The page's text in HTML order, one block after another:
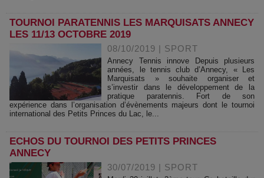
TOURNOI PARATENNIS LES MARQUISATS ANNECY
LES 11/13 OCTOBRE 2019
08/10/2019 | SPORT
Annecy Tennis innove Depuis plusieurs
années, le tennis club d’Annecy, « Les
Marquisats » souhaite organiser et
s’investir dans le développement de la
pratique paratennis. Fort de son
expérience dans l’organisation d’évènements majeurs dont le tournoi
international des Petits Princes du Lac, le...
ECHOS DU TOURNOI DES PETITS PRINCES
ANNECY
30/07/2019 | SPORT